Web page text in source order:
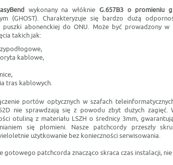
wykonany na włóknie G.657B3 o promieniu
(GHOST). Charakteryzuje się bardzo dużą
puszki abonenckiej do ONU. Może być prowadzony w
takich jak:
kablowe,
tras kablowych.
portów optycznych w szafach
nie sprawdzają się z powodu zbyt dużych zagięć.
otuliną z materiału LSZH o średnicy 3mm,
się płomieni. Nasze patchcordy przeszły
użytkowanie bez konieczności serwisowania.
gotowego patchcorda znacząco skraca czas instalacji,